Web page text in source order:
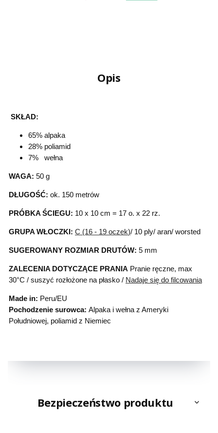
Opis
SKŁAD:
65% alpaka
28% poliamid
7% wełna
WAGA: 50 g
DŁUGOŚĆ: ok. 150 metrów
PRÓBKA ŚCIEGU: 10 x 10 cm = 17 o. x 22 rz.
GRUPA WŁOCZKI: C (16 - 19 oczek)/ 10 ply/ aran/ worsted
SUGEROWANY ROZMIAR DRUTÓW: 5 mm
ZALECENIA DOTYCZĄCE PRANIA Pranie ręczne, max
30°C / suszyć rozłożone na płasko / Nadaje się do filcowania
Made in: Peru/EU
Pochodzenie surowca: Alpaka i wełna z Ameryki
Południowej, poliamid z Niemiec
Bezpieczeństwo produktu